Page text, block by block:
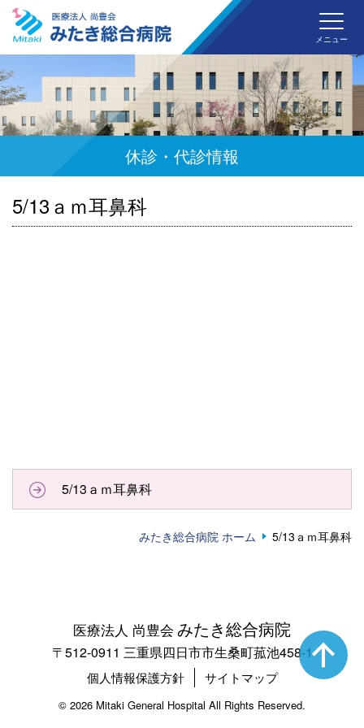
みた
メニュー
休診・代診情報
5/13ａｍ耳鼻科
5/13ａｍ耳鼻科
みたき総合病院 ホーム 5/13ａｍ耳鼻科
医療法人 尚豊会 みたき総合病院
〒512-0911 三重県四日市市生桑町菰池458-1
個人情報保護方針 サイトマップ
© 2026 Mitaki General Hospital All Rights Reserved.